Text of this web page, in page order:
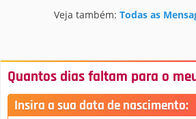
Veja também: Todas as
Quantos dias faltam para o
Insira a sua data de nascimento: